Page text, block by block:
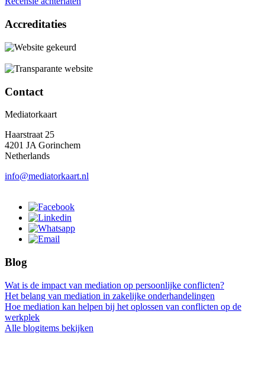
Accreditaties
Contact
Mediatorkaart
Haarstraat 25
4201 JA Gorinchem
Netherlands
info@mediatorkaart.nl
Blog
Wat is de impact van mediation op persoonlijke conflicten?
Het belang van mediation in zakelijke onderhandelingen
Hoe mediation kan helpen bij het oplossen van conflicten op de
werkplek
Alle blogitems bekijken